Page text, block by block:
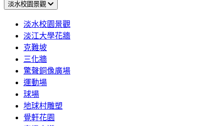
淡水校園景觀
淡水校園景觀
淡江大學花牆
克難坡
三化牆
驚聲銅像廣場
運動場
球場
地球村雕塑
覺軒花園